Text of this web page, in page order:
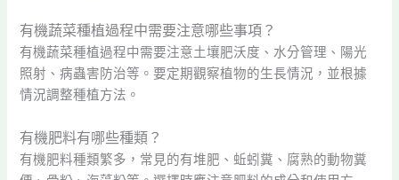
有機蔬菜種植過程中需要注意哪些事項？
有機蔬菜種植過程中需要注意土壤肥沃度、水分管理、陽光
照射、病蟲害防治等。要定期觀察植物的生長情況，並根據
情況調整種植方法。
有機肥料有哪些種類？
有機肥料種類繁多，常見的有堆肥、蚯蚓糞、腐熟的動物糞